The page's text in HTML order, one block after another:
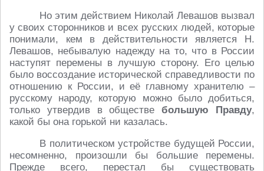
Но этим действием Николай Левашов вызвал
у своих сторонников и всех русских людей, которые
понимали, кем в действительности является Н.
Левашов, небывалую надежду на то, что в России
наступят перемены в лучшую сторону. Его целью
было воссоздание исторической справедливости по
отношению к России, и её главному хранителю –
русскому народу, которую можно было добиться,
только утвердив в обществебольшую Правду,
какой бы она горькой ни казалась.
В политическом устройстве будущей России,
несомненно, произошли бы большие перемены.
Прежде всего, перестал бы существовать